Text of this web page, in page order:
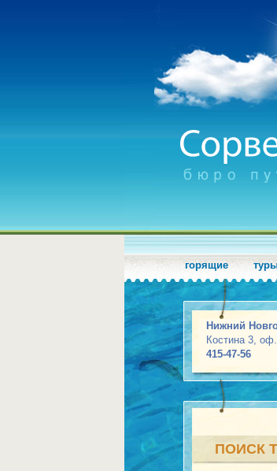
горящие
Нижний
Костина 3,
415-47-56
ПОИСК